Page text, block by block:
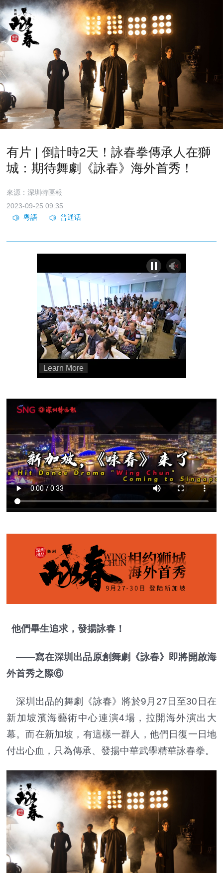
有片 | 倒計時2天！詠春拳傳承人在獅
城：期待舞劇《詠春》海外首秀！
來源：深圳特區報
2023-09-25 09:35
他們畢生追求，發揚詠春！
——寫在深圳出品原創舞劇《詠春》即將開啟海
外首秀之際⑥
深圳出品的舞劇《詠春》將於9月27日至30日在
新加坡濱海藝術中心連演4場，拉開海外演出大
幕。而在新加坡，有這樣一群人，他們日復一日地
付出心血，只為傳承、發揚中華武學精華詠春拳。